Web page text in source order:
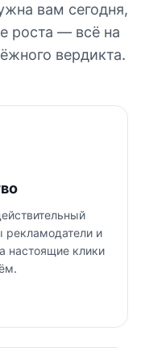
вам сегодня,
роста — всё на
вердикта.
рекламодатели и
настоящие клики